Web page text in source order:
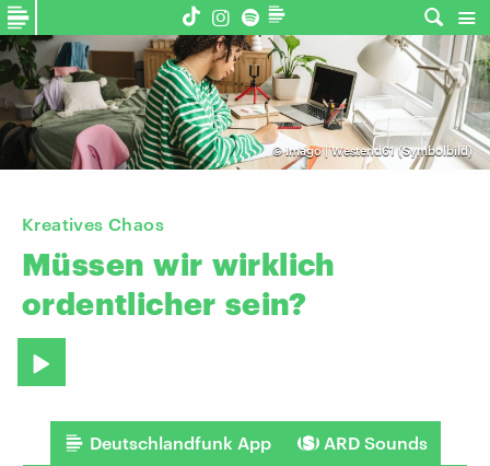
©Imago | Westend61 (Symbolbild)
Kreatives Chaos
Müssen wir wirklich
ordentlicher sein?
Deutschlandfunk App ARD Sounds